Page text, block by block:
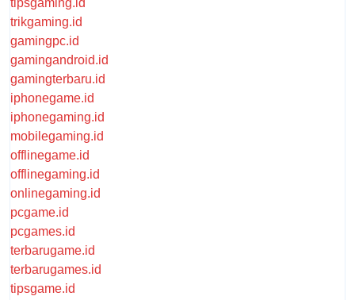
tipsgaming.id
trikgaming.id
gamingpc.id
gamingandroid.id
gamingterbaru.id
iphonegame.id
iphonegaming.id
mobilegaming.id
offlinegame.id
offlinegaming.id
onlinegaming.id
pcgame.id
pcgames.id
terbarugame.id
terbarugames.id
tipsgame.id